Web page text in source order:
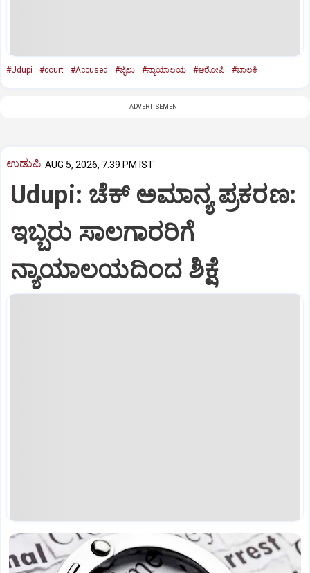
#Udupi #court #Accused #ಜೈಲು #ನ್ಯಾಯಾಲಯ #ಆರೋಪಿ #ಬಾಲಕಿ
ADVERTISEMENT
ಉಡುಪಿ AUG 5, 2026, 7:39 PM IST
Udupi: ಚೆಕ್ ಅಮಾನ್ಯ ಪ್ರಕರಣ:
ಇಬ್ಬರು ಸಾಲಗಾರರಿಗೆ
ನ್ಯಾಯಾಲಯದಿಂದ ಶಿಕ್ಷೆ